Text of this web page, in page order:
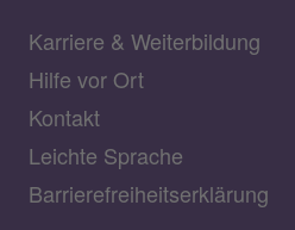
Karriere & Weiterbildung
Hilfe vor Ort
Kontakt
Leichte Sprache
Barrierefreiheitserklärung